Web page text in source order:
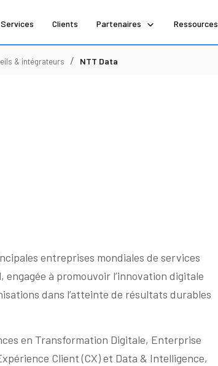
Services Clients Partenaires Ressources
& intégrateurs / NTT Data
entreprises mondiales de services
à promouvoir l’innovation digitale
dans l’atteinte de résultats durables
en Transformation Digitale, Enterprise
Client (CX) et Data & Intelligence,